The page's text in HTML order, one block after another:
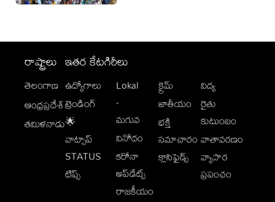
రాష్ట్రాలు
తెలంగాణ
ఆంధ్రప్రదేశ్
తమిళనాడు
ఇతర కేటగిరీలు
ఉద్యోగాలు
ట్రెండింగ్
🌟
వాట్సాప్
STATUS
టిప్స్
Lokal
-
మగువ
వినోదం
కరోనా
అప్‌డేట్స్
రాజకీయం
క్రైమ్
జాతీయం
భక్తి
సమాచారం
క్లాసిఫైడ్స్
విద్య
రైతు
కుటుంబం
వాతావరణం
వ్యాపార
ప్రపంచం